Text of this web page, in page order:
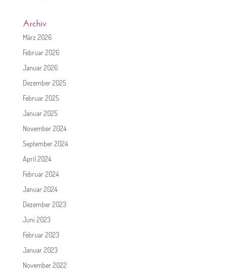
Archiv
März 2026
Februar 2026
Januar 2026
Dezember 2025
Februar 2025
Januar 2025
November 2024
September 2024
April 2024
Februar 2024
Januar 2024
Dezember 2023
Juni 2023
Februar 2023
Januar 2023
November 2022